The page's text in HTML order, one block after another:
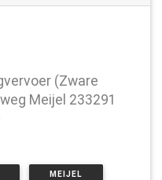
(Zware
Meijel 233291
MEIJEL